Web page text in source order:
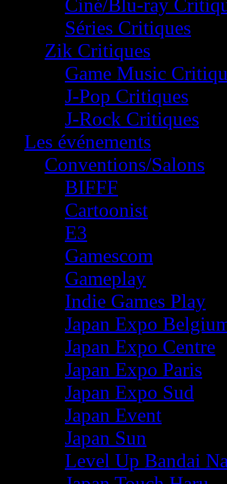
Ciné/Blu-ray
Séries Critiques
Zik Critiques
Game Music
J-Pop Critiques
J-Rock Critiques
Les événements
Conventions/Salons
BIFFF
Cartoonist
E3
Gamescom
Gameplay
Indie Games Play
Japan Expo
Japan Expo Centre
Japan Expo Paris
Japan Expo Sud
Japan Event
Japan Sun
Level Up Bandai